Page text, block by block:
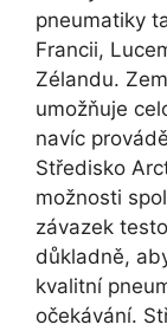
pneumatiky
Francii,
Zélandu.
umožňuje
navíc
Středisko
možnosti
závazek
důkladně,
kvalitní
očekávání.